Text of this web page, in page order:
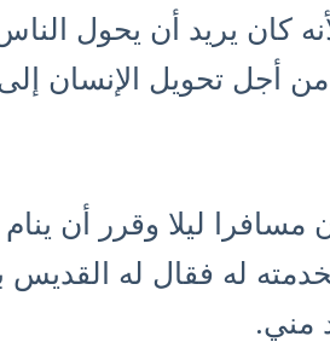
كان يريد أن يحول
أجل تحويل الإنسان
مسافرا ليلا وقرر أن
له فقال له
مني.